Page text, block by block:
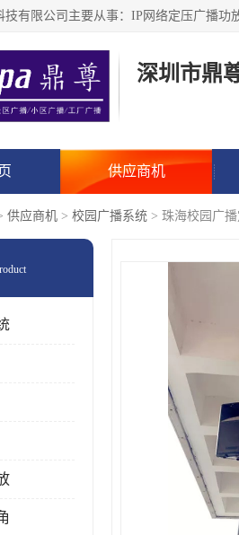
深圳市鼎
供应商机
供应商机 > 校园广播系统 > 珠海校园广